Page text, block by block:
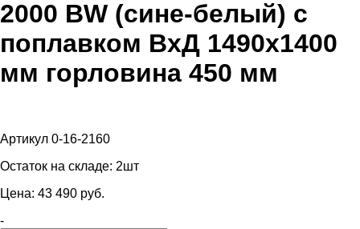
2000 BW (сине-белый) с
поплавком ВхД 1490х1400
мм горловина 450 мм
Артикул 0-16-2160
Остаток на складе: 2шт
Цена: 43 490 pуб.
-